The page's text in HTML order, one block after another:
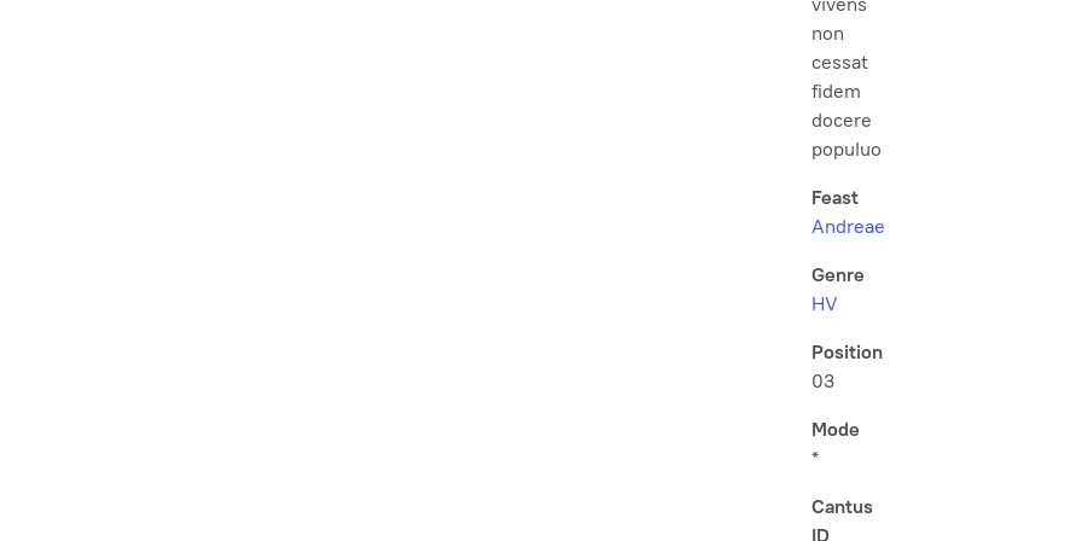
non
cessat
fidem
docere
populuo
Feast
Andreae
Genre
HV
Position
03
Mode
*
Cantus
ID